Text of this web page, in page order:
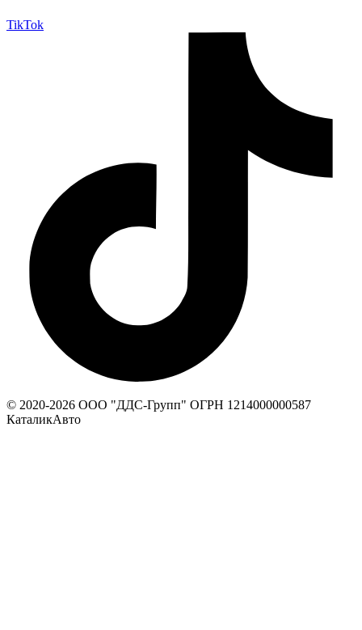
TikTok
© 2020-2026 ООО "ДДС-Групп" ОГРН 1214000000587
КаталикАвто